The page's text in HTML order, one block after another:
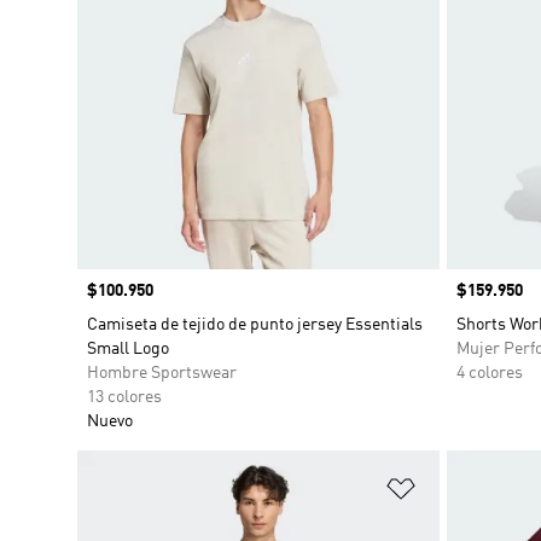
Precio
$100.950
Camiseta de tejido de punto jersey Essentials
Small Logo
Hombre Sportswear
13 colores
Nuevo
Precio
$159.950
Shorts
Mujer
4 colores